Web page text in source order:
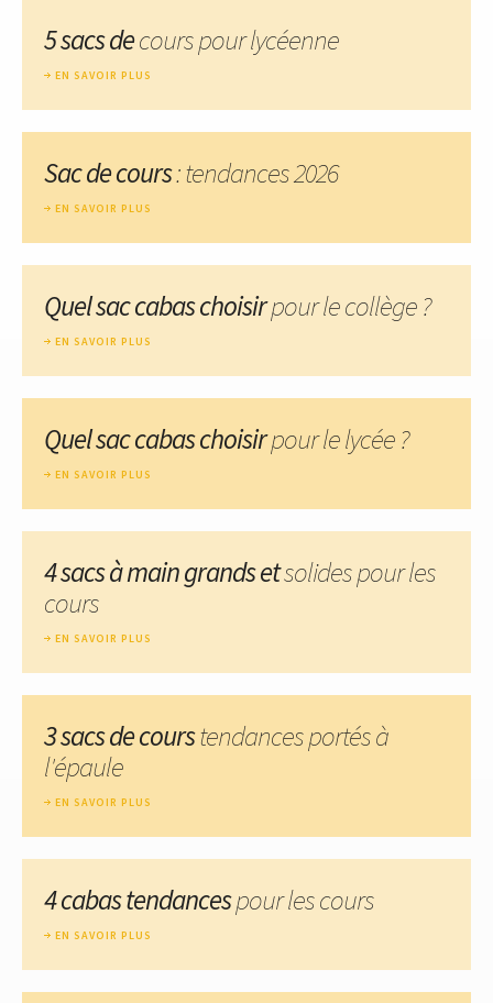
5 sacs decours pour lycéenne
EN SAVOIR PLUS
Sac de cours: tendances 2026
EN SAVOIR PLUS
Quel sac cabas choisirpour le collège ?
EN SAVOIR PLUS
Quel sac cabas choisirpour le lycée ?
EN SAVOIR PLUS
4 sacs à main grands etsolides pour les
cours
EN SAVOIR PLUS
3 sacs de courstendances portés à
l'épaule
EN SAVOIR PLUS
4 cabas tendancespour les cours
EN SAVOIR PLUS